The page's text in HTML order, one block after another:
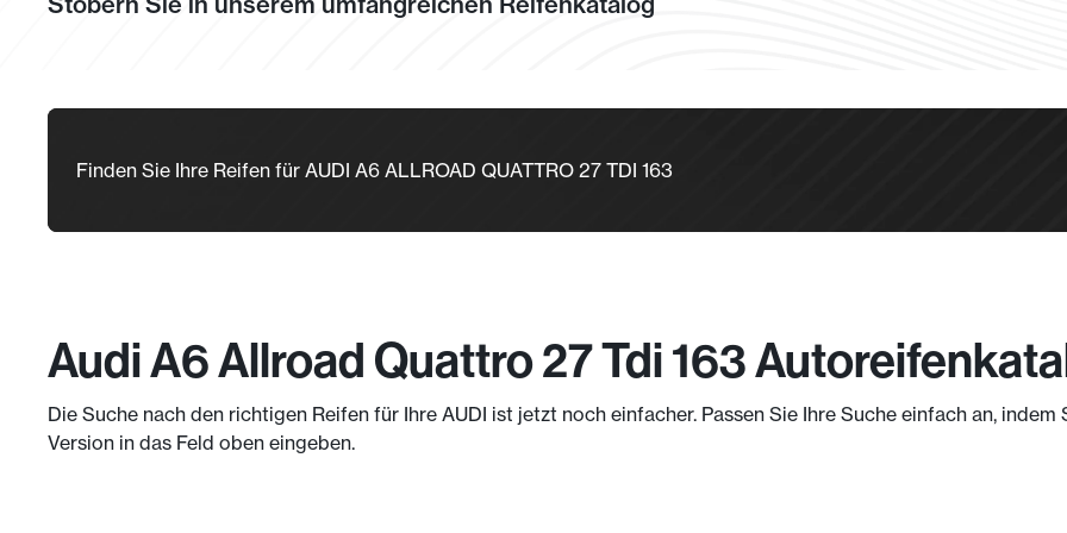
Finden Sie Ihre Reifen für AUDI A6 ALLROAD QUATTRO 27 TDI 163
Audi A6 Allroad Quattro 27 Tdi 163
Die Suche nach den richtigen Reifen für Ihre AUDI ist jetzt noch einfacher. Passen Sie Ihre Suche einfach an,
Version in das Feld oben eingeben.